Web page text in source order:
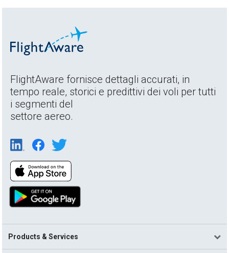
FlightAware fornisce dettagli accurati, in
tempo reale, storici e predittivi dei voli per tutti
i segmenti del
settore aereo.
Products & Services